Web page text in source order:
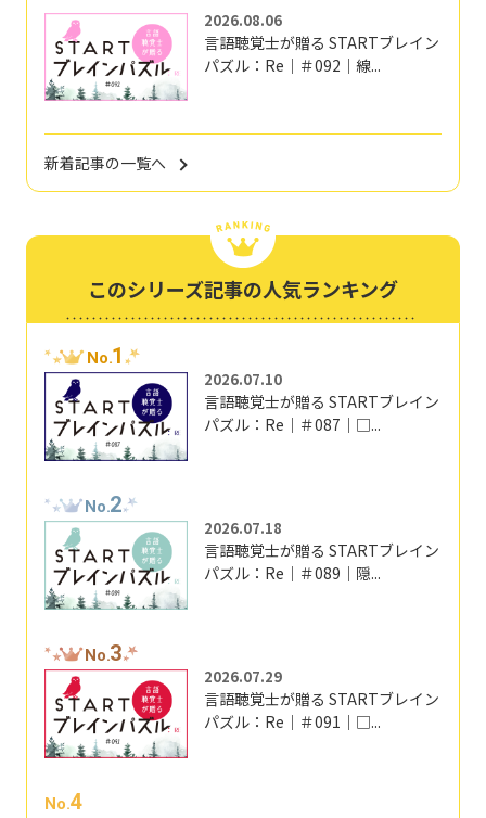
2026.08.06
言語聴覚士が贈る STARTブレイン
パズル：Re｜＃092｜線...
新着記事の一覧へ
このシリーズ記事の人気ランキング
No.1
2026.07.10
言語聴覚士が贈る STARTブレイン
パズル：Re｜＃087｜□...
No.2
2026.07.18
言語聴覚士が贈る STARTブレイン
パズル：Re｜＃089｜隠...
No.3
2026.07.29
言語聴覚士が贈る STARTブレイン
パズル：Re｜＃091｜□...
No.4